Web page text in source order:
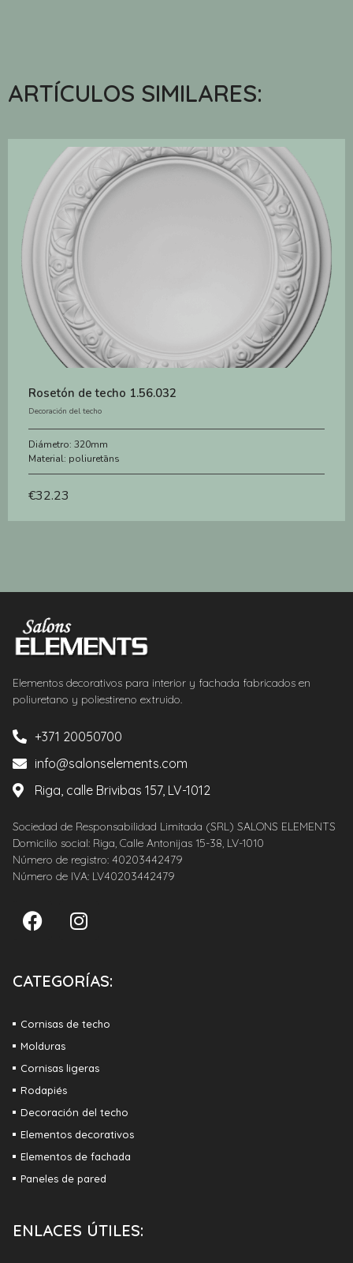
ARTÍCULOS SIMILARES:
Rosetón de techo 1.56.032
Decoración del techo
Diámetro: 320mm
Material: poliuretāns
€32.23
Elementos decorativos para interior y fachada fabricados en
poliuretano y poliestireno extruido.
+371 20050700
info@salonselements.com
Riga, calle Brivibas 157, LV-1012
Sociedad de Responsabilidad Limitada (SRL) SALONS ELEMENTS
Domicilio social: Riga, Calle Antonijas 15-38, LV-1010
Número de registro: 40203442479
Número de IVA: LV40203442479
CATEGORÍAS:
Cornisas de techo
Molduras
Cornisas ligeras
Rodapiés
Decoración del techo
Elementos decorativos
Elementos de fachada
Paneles de pared
ENLACES ÚTILES: